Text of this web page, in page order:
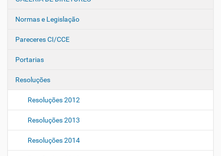
Normas e Legislação
Pareceres CI/CCE
Portarias
Resoluções
Resoluções 2012
Resoluções 2013
Resoluções 2014